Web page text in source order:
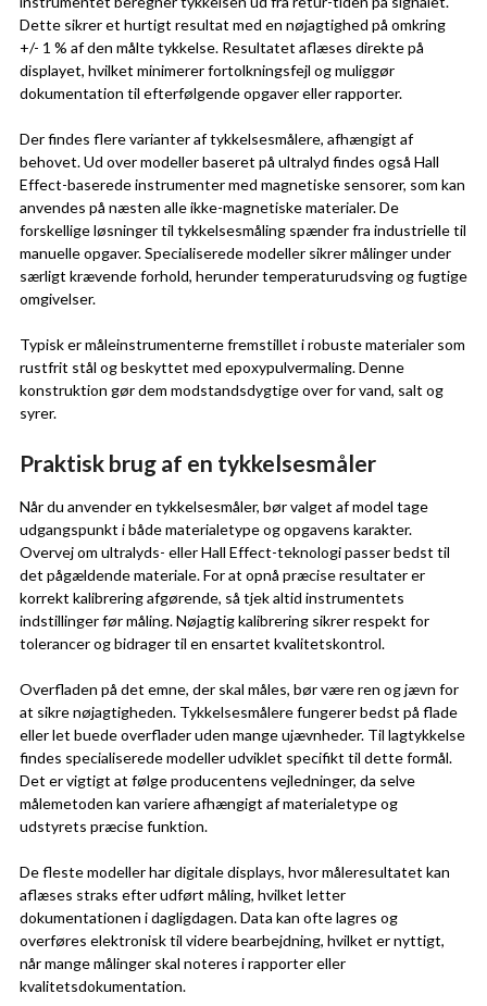
Dette sikrer et hurtigt resultat med en nøjagtighed på omkring
+/- 1 % af den målte tykkelse. Resultatet aflæses direkte på
displayet, hvilket minimerer fortolkningsfejl og muliggør
dokumentation til efterfølgende opgaver eller rapporter.
Der findes flere varianter af tykkelsesmålere, afhængigt af
behovet. Ud over modeller baseret på ultralyd findes også Hall
Effect-baserede instrumenter med magnetiske sensorer, som kan
anvendes på næsten alle ikke-magnetiske materialer. De
forskellige løsninger til tykkelsesmåling spænder fra industrielle til
manuelle opgaver. Specialiserede modeller sikrer målinger under
særligt krævende forhold, herunder temperaturudsving og fugtige
omgivelser.
Typisk er måleinstrumenterne fremstillet i robuste materialer som
rustfrit stål og beskyttet med epoxypulvermaling. Denne
konstruktion gør dem modstandsdygtige over for vand, salt og
syrer.
Praktisk brug af en tykkelsesmåler
Når du anvender en tykkelsesmåler, bør valget af model tage
udgangspunkt i både materialetype og opgavens karakter.
Overvej om ultralyds- eller Hall Effect-teknologi passer bedst til
det pågældende materiale. For at opnå præcise resultater er
korrekt kalibrering afgørende, så tjek altid instrumentets
indstillinger før måling. Nøjagtig kalibrering sikrer respekt for
tolerancer og bidrager til en ensartet kvalitetskontrol.
Overfladen på det emne, der skal måles, bør være ren og jævn for
at sikre nøjagtigheden. Tykkelsesmålere fungerer bedst på flade
eller let buede overflader uden mange ujævnheder. Til lagtykkelse
findes specialiserede modeller udviklet specifikt til dette formål.
Det er vigtigt at følge producentens vejledninger, da selve
målemetoden kan variere afhængigt af materialetype og
udstyrets præcise funktion.
De fleste modeller har digitale displays, hvor måleresultatet kan
aflæses straks efter udført måling, hvilket letter
dokumentationen i dagligdagen. Data kan ofte lagres og
overføres elektronisk til videre bearbejdning, hvilket er nyttigt,
når mange målinger skal noteres i rapporter eller
kvalitetsdokumentation.